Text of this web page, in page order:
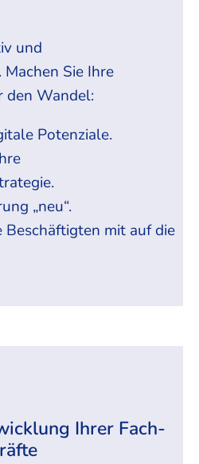
und
Sie Ihre
den Wandel:
Potenziale.
„neu“.
Beschäftigten mit auf die
Ihrer Fach-